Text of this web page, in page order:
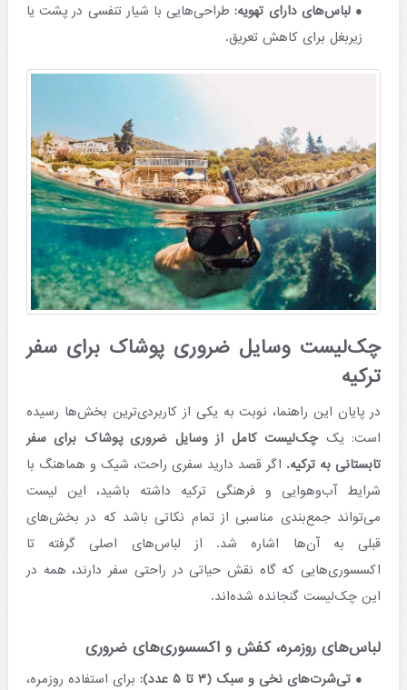
لباس‌های دارای تهویه: طراحی‌هایی با شیار تنفسی در پشت یا
زیربغل برای کاهش تعریق.
چک‌لیست وسایل ضروری پوشاک برای سفر
ترکیه
در پایان این راهنما، نوبت به یکی از کاربردی‌ترین بخش‌ها رسیده
است: یکچک‌لیست کامل از وسایل ضروری پوشاک برای سفر
تابستانی به ترکیه. اگر قصد دارید سفری راحت، شیک و هماهنگ با
شرایط آب‌وهوایی و فرهنگی ترکیه داشته باشید، این لیست
می‌تواند جمع‌بندی مناسبی از تمام نکاتی باشد که در بخش‌های
قبلی به آن‌ها اشاره شد. از لباس‌های اصلی گرفته تا
اکسسوری‌هایی که گاه نقش حیاتی در راحتی سفر دارند، همه در
این چک‌لیست گنجانده شده‌اند.
لباس‌های روزمره، کفش و اکسسوری‌های ضروری
تی‌شرت‌های نخی و سبک (۳ تا ۵ عدد):
برای استفاده روزمره،